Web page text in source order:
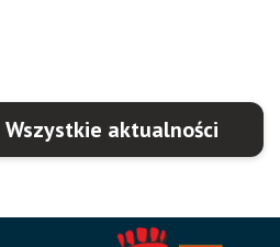
Wszystkie aktualności